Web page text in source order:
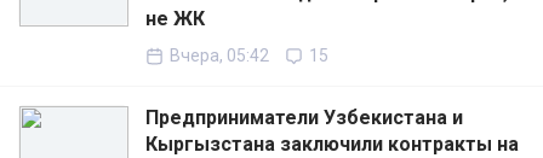
не ЖК
Вчера, 05:42 15
Предприниматели Узбекистана и
Кыргызстана заключили контракты на